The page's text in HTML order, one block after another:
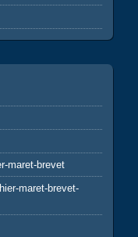
maret-brevet
maret-brevet-